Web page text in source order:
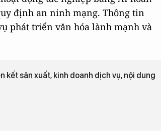
định an ninh mạng. Thông tin
phát triển văn hóa lành mạnh và
kết sản xuất, kinh doanh dịch vụ, nội dung